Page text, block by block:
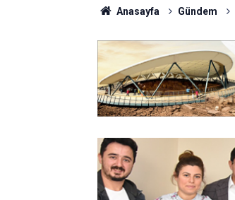
Anasayfa Gündem